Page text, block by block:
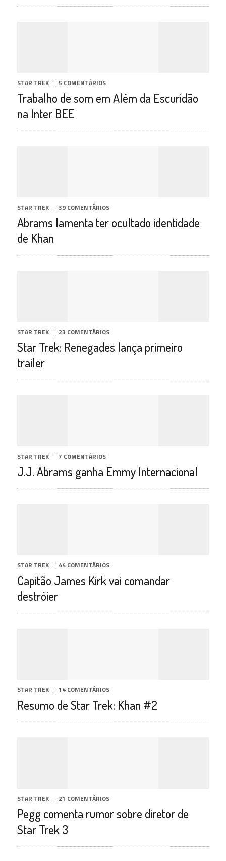
STAR TREK | 5 COMENTÁRIOS
Trabalho de som em Além da Escuridão
na Inter BEE
STAR TREK | 39 COMENTÁRIOS
Abrams lamenta ter ocultado identidade
de Khan
STAR TREK | 23 COMENTÁRIOS
Star Trek: Renegades lança primeiro
trailer
STAR TREK | 7 COMENTÁRIOS
J.J. Abrams ganha Emmy Internacional
STAR TREK | 44 COMENTÁRIOS
Capitão James Kirk vai comandar
destróier
STAR TREK | 14 COMENTÁRIOS
Resumo de Star Trek: Khan #2
STAR TREK | 21 COMENTÁRIOS
Pegg comenta rumor sobre diretor de
Star Trek 3